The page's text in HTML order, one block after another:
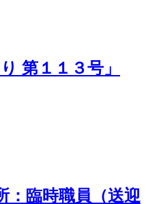
第１１３号」
臨時職員（送迎